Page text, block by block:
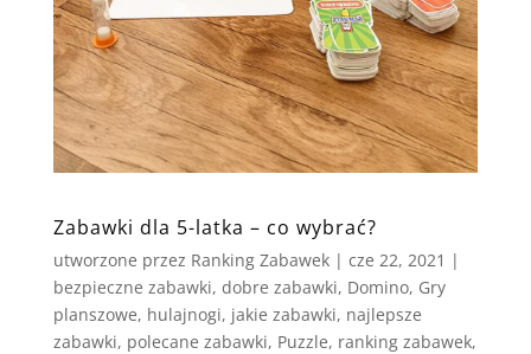
Zabawki dla 5-latka – co wybrać?
utworzone przez Ranking Zabawek| cze 22, 2021 |
bezpieczne zabawki, dobre zabawki, Domino, Gry
planszowe, hulajnogi, jakie zabawki, najlepsze
zabawki, polecane zabawki, Puzzle, ranking zabawek,